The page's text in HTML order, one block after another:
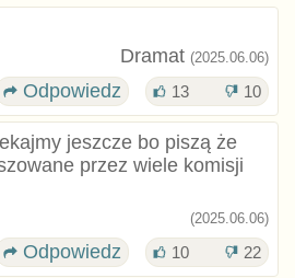
Dramat (2025.06.06)
Odpowiedz 13 10
jeszcze bo piszą że
przez wiele komisji
(2025.06.06)
Odpowiedz 10 22